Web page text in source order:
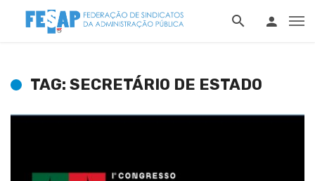
TAG: SECRETÁRIO DE ESTADO